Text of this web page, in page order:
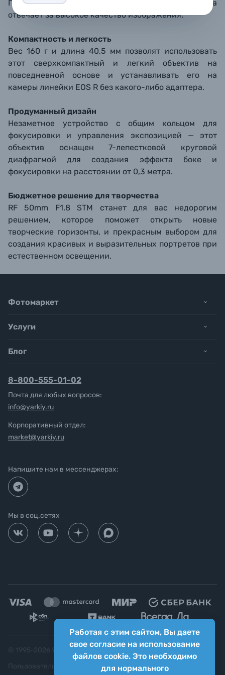
Покрытие Super Spectra на элементах объектива
отвечает за высокое качество изображения.
Компактность и легкость
Вес 160 г и длина 40,5 мм позволят использовать
этот сверхкомпактный и легкий объектив на
повседневной основе и устанавливать его на
камеры линейки EOS R без какого-либо адаптера.
Продуманный дизайн
Незаметное устройство с общим кольцом для
фокусировки и управления экспозицией — этот
объектив оснащен 7-лепестковой круговой
диафрагмой для создания эффекта боке и
фокусировки на расстоянии от 0,3 метра.
Бюджетное решение для творчества
RF 50mm F1.8 STM станет для вас недорогим
решением, которое поможет открыть новые
творческие горизонты, и прекрасным выбором для
создания красивых и выразительных портретов при
естественном освещении.
Работая с этим сайтом, Вы даете
свое согласие на использование
файлов cookie. Это необходимо
для нормального
Фотомаркет
Услуги
Блог
8-800-555-01-02
Почта для любых вопросов:
info@yarkiy.ru
Корпоративный отдел:
market@yarkiy.ru
Напишите нам в мессенджерах:
Мы в соц.сетях
Яркий фотомаркет ("Яркий Мир")
Пользовательское соглашение